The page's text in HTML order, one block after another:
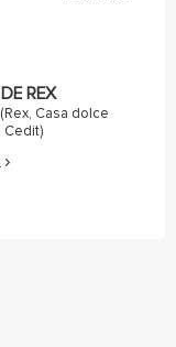
REX
Casa dolce
Cedit)